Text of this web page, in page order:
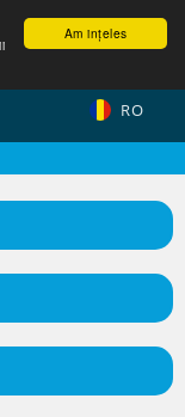
Am ințeles
RO